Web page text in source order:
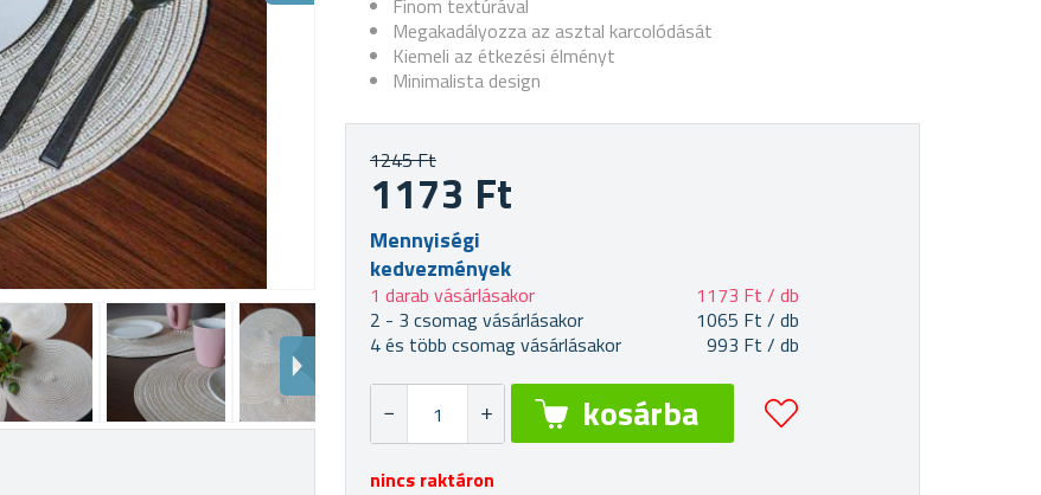
Finom textúrával
Megakadályozza az asztal karcolódását
Kiemeli az étkezési élményt
Minimalista design
1245 Ft
1173 Ft
Mennyiségi
kedvezmények
1 darab vásárlásakor
1173 Ft / db
2 - 3 csomag vásárlásakor
1065 Ft / db
4 és több csomag vásárlásakor
993 Ft / db
nincs raktáron